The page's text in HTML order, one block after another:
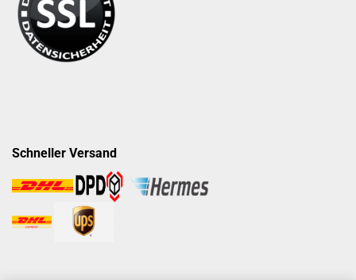
Schneller Versand